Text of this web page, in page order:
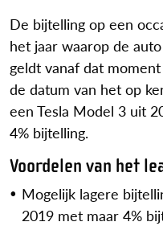
De bijtelling op een
het jaar waarop de
geldt vanaf dat
de datum van het op
een Tesla Model 3 uit
4% bijtelling.
Voordelen van het
Mogelijk lagere
2019 met maar 4%